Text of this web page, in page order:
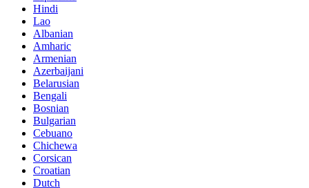
Hindi
Lao
Albanian
Amharic
Armenian
Azerbaijani
Belarusian
Bengali
Bosnian
Bulgarian
Cebuano
Chichewa
Corsican
Croatian
Dutch